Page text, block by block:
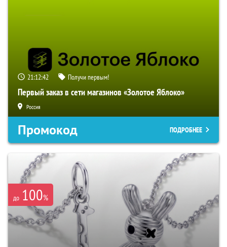
21:12:41 Получи первым!
Первый заказ в сети магазинов «Золотое Яблоко»
Россия
Промокод ПОДРОБНЕЕ
до 100%